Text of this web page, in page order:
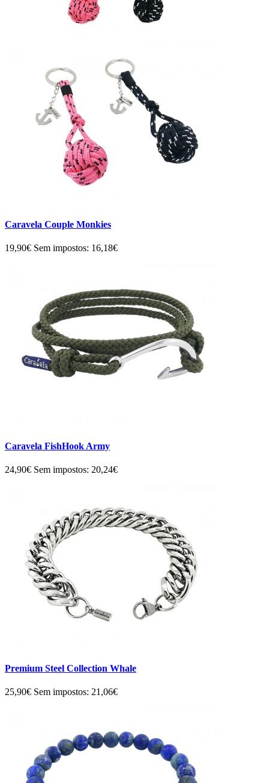
Caravela Couple Monkies
19,90€ Sem impostos: 16,18€
Caravela FishHook Army
24,90€ Sem impostos: 20,24€
Premium Steel Collection Whale
25,90€ Sem impostos: 21,06€